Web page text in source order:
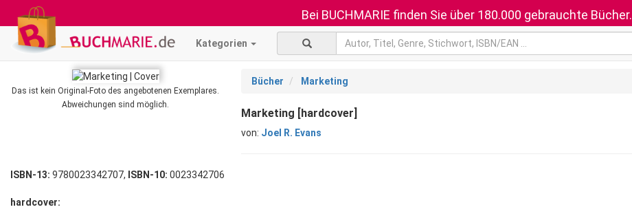
Bei BUCHMARIE finden Sie über 180.000 gebrauchte Bücher.
Kategorien
Das ist kein Original-Foto des angebotenen Exemplares.
Abweichungen sind möglich.
Bücher Marketing
Marketing [hardcover]
von: Joel R. Evans
ISBN-13: 9780023342707, ISBN-10: 0023342706
hardcover: